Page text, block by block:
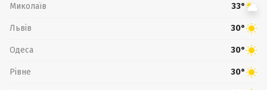
Миколаїв 33°
Львів 30°
Одеса 30°
Рівне 30°